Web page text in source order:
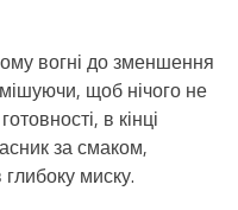
вогні до зменшення
щоб нічого не
в кінці
за смаком,
миску.